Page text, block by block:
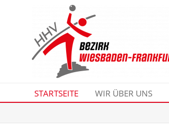
STARTSEITE WIR ÜBER UNS